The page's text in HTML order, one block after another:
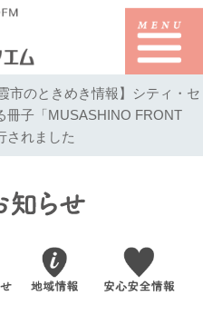
市のときめき情報】シティ・セ
冊子「MUSASHINO FRONT
されました